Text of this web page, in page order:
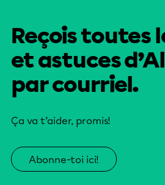
Reçois toutes
et astuces
par courriel.
Ça va t’aider, promis!
Abonne-toi ici!